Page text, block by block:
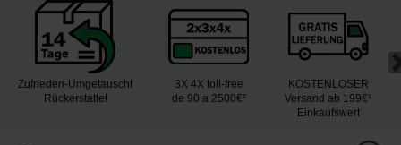
Zufrieden-Umgetauscht
Rückerstattet
3X 4X toll-free
de 90 a 2500€²
KOSTENLOSER
Versand ab 199€¹
Einkaufswert